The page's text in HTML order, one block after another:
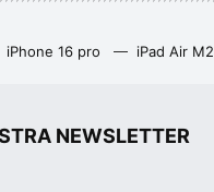
iPhone 16 pro iPad Air
NEWSLETTER